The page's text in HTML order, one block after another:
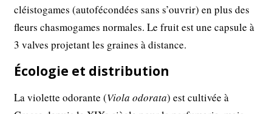
cléistogames (autofécondées sans s’ouvrir) en plus des
fleurs chasmogames normales. Le fruit est une capsule à
3 valves projetant les graines à distance.
Écologie et distribution
La violette odorante (Viola odorata) est cultivée à